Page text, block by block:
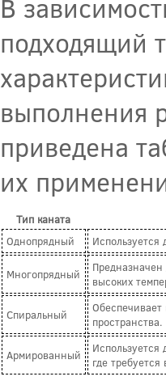
В
подходящий
выполнения
приведена
их
Тип каната
Однопрядный
Многопрядный
высоких
Спиральный
Обеспечивает
пространства.
Армированный
где